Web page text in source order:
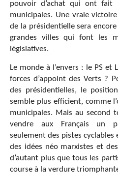
pouvoir d’achat qui ont fait
municipales. Une vraie
de la présidentielle sera
grandes villes qui font les
législatives.
Le monde à l’envers : le PS et
forces d’appoint des Verts ?
des présidentielles, le
semble plus efficient, comme
municipales. Mais au second
vendre aux Français un
seulement des pistes cyclables
des idées néo marxistes et
d’autant plus que tous les
course à la verdure